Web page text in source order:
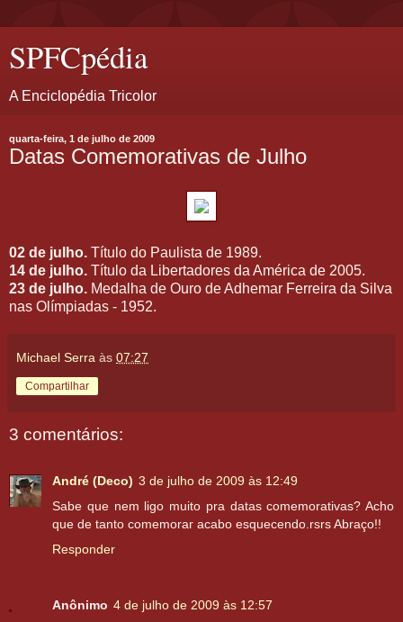
SPFCpédia
A Enciclopédia Tricolor
quarta-feira, 1 de julho de 2009
Datas Comemorativas de Julho
02 de julho. Título do Paulista de 1989.
14 de julho. Título da Libertadores da América de 2005.
23 de julho. Medalha de Ouro de Adhemar Ferreira da Silva
nas Olímpiadas - 1952.
Michael Serra às 07:27
Compartilhar
3 comentários:
André (Deco) 3 de julho de 2009 às 12:49
Sabe que nem ligo muito pra datas comemorativas? Acho
que de tanto comemorar acabo esquecendo.rsrs Abraço!!
Responder
Anônimo 4 de julho de 2009 às 12:57